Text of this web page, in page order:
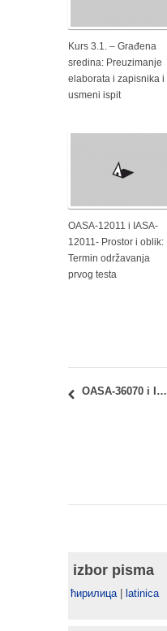
Kurs 3.1. – Građena
sredina: Preuzimanje
elaborata i zapisnika i
usmeni ispit
OASA-12011 i IASA-
12011- Prostor i oblik:
Termin održavanja
prvog testa
OASA-36070 i IASA-36080 – Stručna praksa: Podela uputa za praksu – doc. dr Miloš Gašić
izbor pisma
ћирилица| latinica